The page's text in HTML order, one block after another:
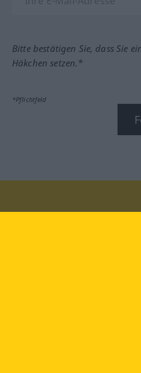
Bitte bestätigen Sie, dass Sie
Häkchen setzen.*
*Pflichtfeld